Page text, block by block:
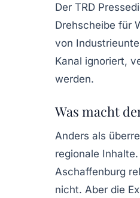
Der TRD
Drehscheibe für
von
Kanal ignoriert,
werden.
Was macht
Anders als
regionale
Aschaffenburg
nicht. Aber die